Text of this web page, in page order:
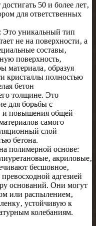
50 и более лет‚
для ответственных
Это уникальный тип
не на поверхности‚ а
составы‚
поверхность‚
материала‚ образуя
кристаллы полностью
бетон
толщине. Это
для борьбы с
и повышения общей
самого
слой
бетона.
полимерной основе:
акриловые‚
бесшовное‚
адгезией
оснований. Они могут
или распылением‚
устойчивую к
колебаниям.